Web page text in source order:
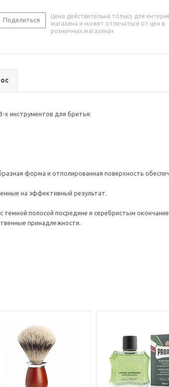
Поделиться
Цена действительна только для
магазина и может отличаться от цен в
розничных магазинах
х инструментов для бритья:
форма и отполированная поверхность
на эффективный результат.
темной полосой посредине и серебристым
принадлежности.